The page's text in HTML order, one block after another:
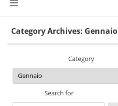
Category Archives: Gennaio
Category
Search for